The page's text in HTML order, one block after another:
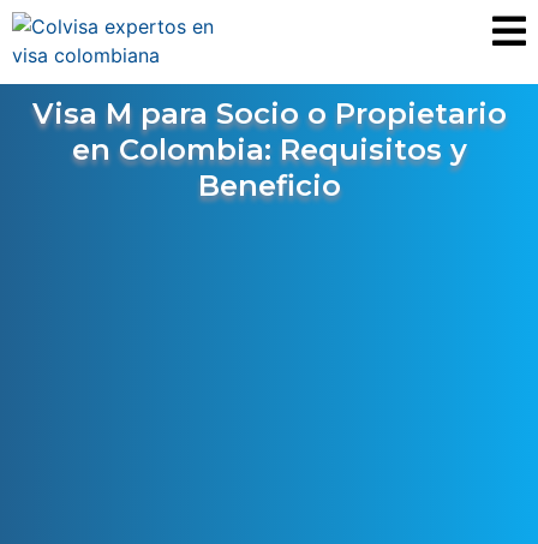
Visa M para Socio o Propietario
en Colombia: Requisitos y
Beneficio